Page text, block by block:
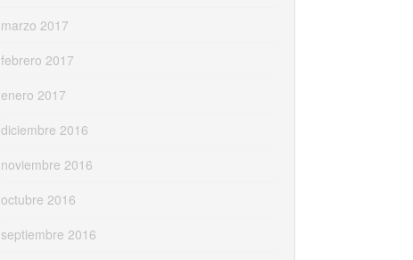
marzo 2017
febrero 2017
enero 2017
diciembre 2016
noviembre 2016
octubre 2016
septiembre 2016